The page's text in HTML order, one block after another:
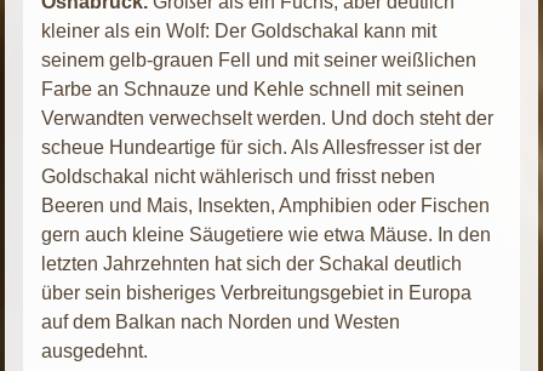
kleiner als ein Wolf: Der Goldschakal kann mit
seinem gelb-grauen Fell und mit seiner weißlichen
Farbe an Schnauze und Kehle schnell mit seinen
Verwandten verwechselt werden. Und doch steht der
scheue Hundeartige für sich. Als Allesfresser ist der
Goldschakal nicht wählerisch und frisst neben
Beeren und Mais, Insekten, Amphibien oder Fischen
gern auch kleine Säugetiere wie etwa Mäuse. In den
letzten Jahrzehnten hat sich der Schakal deutlich
über sein bisheriges Verbreitungsgebiet in Europa
auf dem Balkan nach Norden und Westen
ausgedehnt.